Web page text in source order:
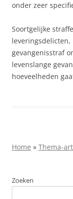
onder zeer
Soortgelijke
leveringsdelicten,
gevangenisstraf
levenslange
hoeveelheden
Home » Thema-
Zoeken